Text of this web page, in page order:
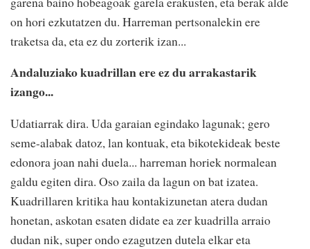
on hori ezkutatzen du. Harreman pertsonalekin ere
traketsa da, eta ez du zorterik izan...
Andaluziako kuadrillan ere ez du arrakastarik
izango...
Udatiarrak dira. Uda garaian egindako lagunak; gero
seme-alabak datoz, lan kontuak, eta bikotekideak beste
edonora joan nahi duela... harreman horiek normalean
galdu egiten dira. Oso zaila da lagun on bat izatea.
Kuadrillaren kritika hau kontakizunetan atera dudan
honetan, askotan esaten didate ea zer kuadrilla arraio
dudan nik, super ondo ezagutzen dutela elkar eta